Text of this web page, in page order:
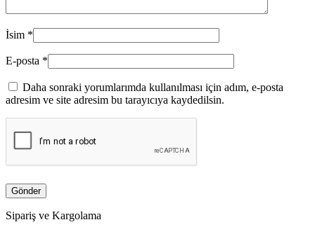
İsim *
E-posta *
Daha sonraki yorumlarımda kullanılması için adım, e-posta
adresim ve site adresim bu tarayıcıya kaydedilsin.
Sipariş ve Kargolama